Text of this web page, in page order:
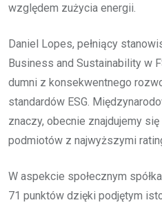
względem zużycia energii.
Daniel Lopes, pełniący
Business and Sustainability w
dumni z konsekwentnego
standardów ESG.
znaczy, obecnie znajdujemy
podmiotów z najwyższymi
W aspekcie społecznym
71 punktów dzięki podjętym